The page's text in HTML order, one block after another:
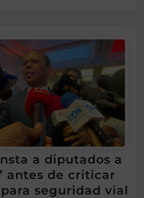
a diputados a
antes de criticar
seguridad vial